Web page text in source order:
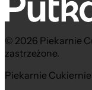
© 2026 Piekarnie
zastrzeżone.
Piekarnie